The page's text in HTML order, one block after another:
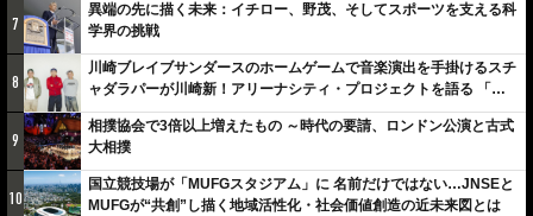
7
異端の先に描く未来：イチロー、野茂、そしてスポーツを支える科
学界の挑戦
8
川崎ブレイブサンダースのホームゲームで音楽演出を手掛けるスチ
ャダラパーが川崎新！アリーナシティ・プロジェクトを語る 「楽
しみでしかないでしょ。川崎は、ずっと成長曲線だから」
9
相撲協会で3倍以上増えたもの ～時代の要請、ロンドン公演と古式
大相撲
10
国立競技場が「MUFGスタジアム」に 名前だけではない…JNSEと
MUFGが“共創”し描く地域活性化・社会価値創造の近未来図とは